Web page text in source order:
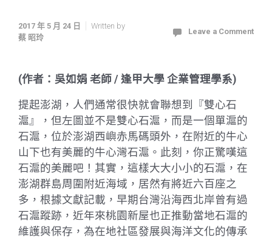
2017 年 5 月 24 日
Written by
蔡 昭玲
Leave a Comment
(作者：吳如娟 老師 / 逢甲大學 企業管理學系)
提起澎湖，人們通常很快就會聯想到『雙心石
滬』，但左圖並不是雙心石滬，而是一個單滬的
石滬，位於澎湖西嶼赤馬碼頭外，在附近的牛心
山下也有美麗的牛心灣石滬。此刻，你正驚嘆這
石滬的美麗吧！其實，這樣大大小小的石滬，在
澎湖群島周圍附近海域，居然有將近六百座之
多，根據文獻記載，早期台灣沿海西北岸曾有過
石滬蹤跡，近年來桃園新屋也正推動當地石滬的
維護與保存，為在地社區發展與海洋文化的傳承